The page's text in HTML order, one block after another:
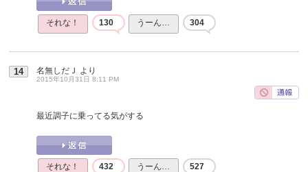
それな！ 130 うーん… 304
14 名無しだＪ より
2015年10月31日 8:11 PM
最近調子に乗ってる気がする
それな！ 432 うーん… 527